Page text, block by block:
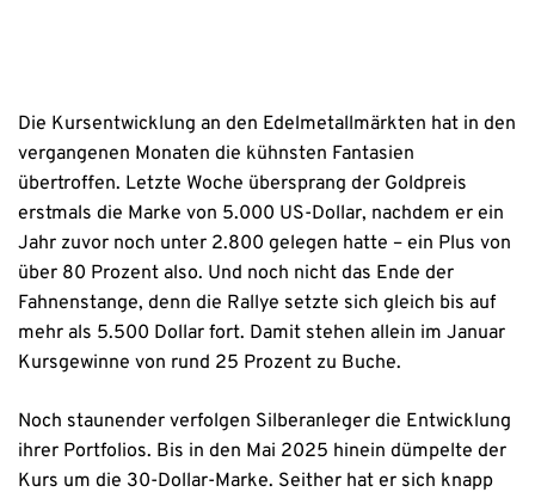
Die Kursentwicklung an den Edelmetallmärkten hat in den
vergangenen Monaten die kühnsten Fantasien
übertroffen. Letzte Woche übersprang der Goldpreis
erstmals die Marke von 5.000 US-Dollar, nachdem er ein
Jahr zuvor noch unter 2.800 gelegen hatte – ein Plus von
über 80 Prozent also. Und noch nicht das Ende der
Fahnenstange, denn die Rallye setzte sich gleich bis auf
mehr als 5.500 Dollar fort. Damit stehen allein im Januar
Kursgewinne von rund 25 Prozent zu Buche.
Noch staunender verfolgen Silberanleger die Entwicklung
ihrer Portfolios. Bis in den Mai 2025 hinein dümpelte der
Kurs um die 30-Dollar-Marke. Seither hat er sich knapp